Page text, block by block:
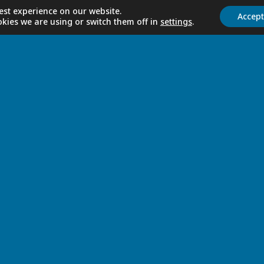
experience on our website.
we are using or switch them off in settings. Accept